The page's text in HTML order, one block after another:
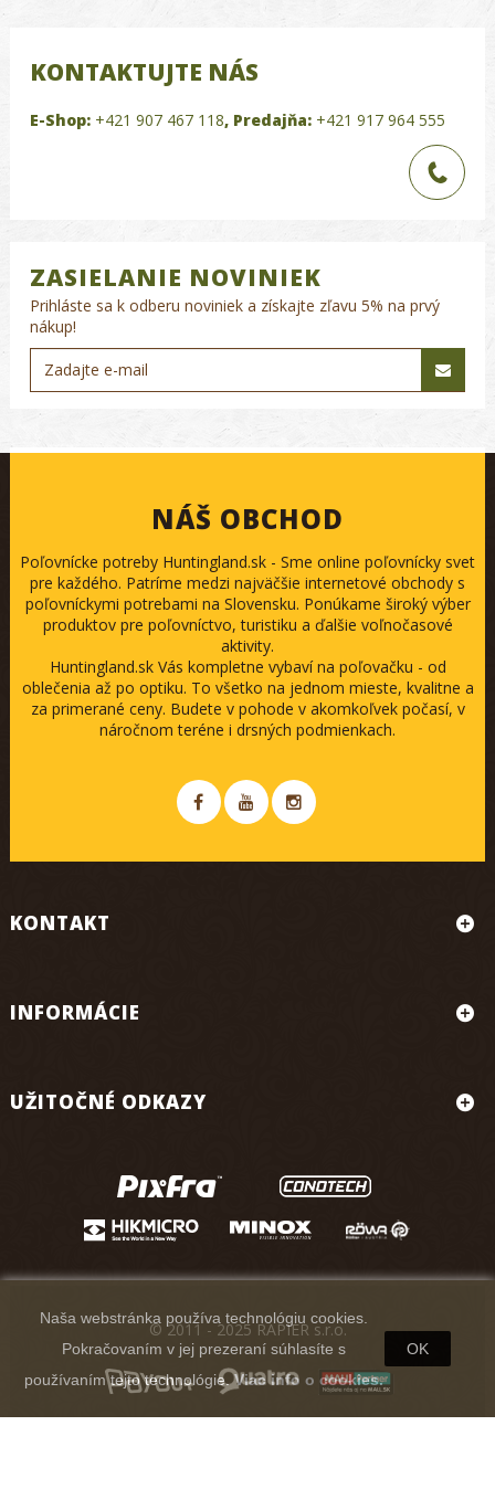
KONTAKTUJTE NÁS
E-Shop: +421 907 467 118, Predajňa: +421 917 964 555
ZASIELANIE NOVINIEK
Prihláste sa k odberu noviniek a získajte zľavu 5% na prvý
nákup!
NÁŠ OBCHOD
Poľovnícke potreby Huntingland.sk - Sme online poľovnícky svet
pre každého. Patríme medzi najväčšie internetové obchody s
poľovníckymi potrebami na Slovensku. Ponúkame široký výber
produktov pre poľovníctvo, turistiku a ďalšie voľnočasové
aktivity.
Huntingland.sk Vás kompletne vybaví na poľovačku - od
oblečenia až po optiku. To všetko na jednom mieste, kvalitne a
za primerané ceny. Budete v pohode v akomkoľvek počasí, v
náročnom teréne i drsných podmienkach.
KONTAKT
INFORMÁCIE
UŽITOČNÉ ODKAZY
Naša webstránka používa technológiu cookies.
Pokračovaním v jej prezeraní súhlasíte s
používaním tejto technológie.Viac info o cookies.
OK
© 2011 - 2025 RAPIER s.r.o.